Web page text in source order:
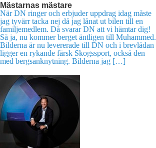
Mästarnas mästare
När DN ringer och erbjuder uppdrag idag måste
jag tyvärr tacka nej då jag lånat ut bilen till en
familjemedlem. Då svarar DN att vi hämtar dig!
Så ja, nu kommer berget äntligen till Muhammed.
Bilderna är nu levererade till DN och i brevlådan
ligger en rykande färsk Skogssport, också den
med bergsanknytning. Bilderna jag […]